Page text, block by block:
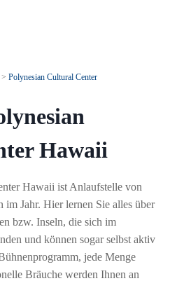
> Polynesian Cultural Center
Hawaii
Hawaii ist Anlaufstelle von
Jahr. Hier lernen Sie alles über
bzw. Inseln, die sich im
und können sogar selbst aktiv
jede Menge
Bräuche werden Ihnen an